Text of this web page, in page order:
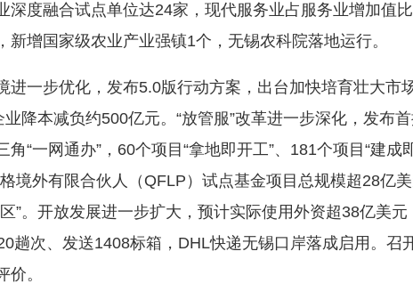
深度融合试点单位达24家，现代服务业占服务业增加值
增国家级农业产业强镇1个，无锡农科院落地运行。
一步优化，发布5.0版行动方案，出台加快培育壮大市
降本减负约500亿元。“放管服”改革进一步深化，发布
“一网通办”，60个项目“拿地即开工”、181个项目“建
境外有限合伙人（QFLP）试点基金项目总规模超28亿
”。开放发展进一步扩大，预计实际使用外资超38亿美
趟次、发送1408标箱，DHL快递无锡口岸落成启用。召
。